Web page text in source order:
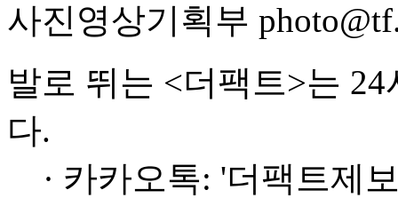
사진영상기획부
발로 뛰는 <더팩트>는
다.
· 카카오톡: '더팩트제